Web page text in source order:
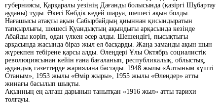
губерниясы, Қарқаралы уезінің Дағанды болысында (қазіргі Шұбартау
ауданы) туды. Әкесі Көбдік кедей шаруа, шешесі ақын болды.
Нағашысы атақты ақын Сабырбайдың қиыннан қисындыратын
тапқырлығы, шешесі Қуандықтың ақындығы арқасында кезінде
Абайды көріп, одан үлкен әсер алды. Шешендігі, пысықтығы
арқасында жасында біраз жыл ел басқарды. Жаңа заманды ақын шын
жүрекпен тебірене қарсы алды. Өлеңдері Ұлы Октябрь социалистік
революциясынан кейін ғана бағаланып, республикалық, облыстық,
аудандық газеттерде жариялана бастады. 1948 жылы «Алтыным күшті
Отаным», 1953 жылы «Өмір жыры», 1955 жылы «Өлеңдер» атты
жинағы басылып шықты.
Ақынның ең алғаш дарынын танытқан «1916 жыл» атты тарихи
толғауы.